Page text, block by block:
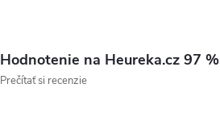
Hodnotenie na Heureka.cz 97 %
Prečítať si recenzie